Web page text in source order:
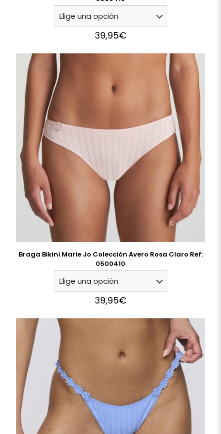
39,95€
Braga Bikini Marie Jo Colección Avero Rosa Claro Ref:
0500410
39,95€